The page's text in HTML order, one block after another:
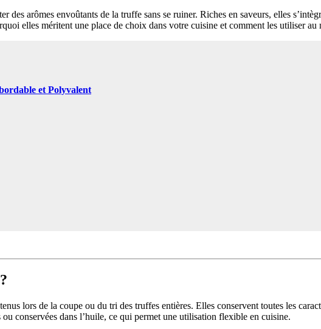
arômes envoûtants de la truffe sans se ruiner. Riches en saveurs, elles
elles méritent une place de choix dans votre cuisine et comment les utiliser au
et Polyvalent
lors de la coupe ou du tri des truffes entières. Elles conservent toutes les
conservées dans l’huile, ce qui permet une utilisation flexible en cuisine.